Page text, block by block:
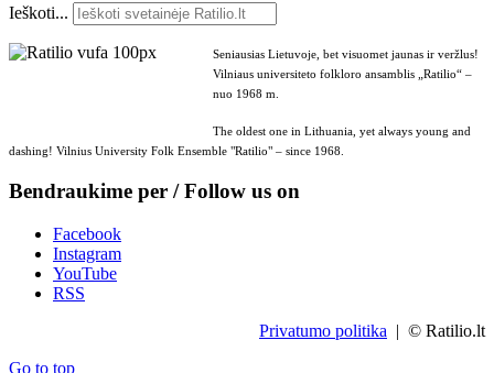
Ieškoti...
Seniausias Lietuvoje, bet visuomet jaunas ir veržlus!
Vilniaus universiteto folkloro ansamblis „Ratilio“ –
nuo 1968 m.
The oldest one in Lithuania, yet always young and
dashing! Vilnius University Folk Ensemble "Ratilio" – since 1968.
Bendraukime per / Follow us on
Facebook
Instagram
YouTube
RSS
Privatumo politika | © Ratilio.lt
Go to top